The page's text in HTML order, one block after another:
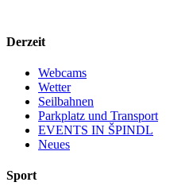
Derzeit
Webcams
Wetter
Seilbahnen
Parkplatz und Transport
EVENTS IN ŠPINDL
Neues
Sport